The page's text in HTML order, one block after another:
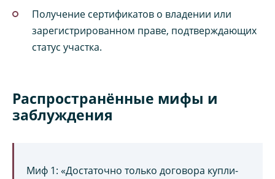
Получение сертификатов о владении или
зарегистрированном праве, подтверждающих
статус участка.
Распространённые мифы и
заблуждения
Миф 1: «Достаточно только договора купли-